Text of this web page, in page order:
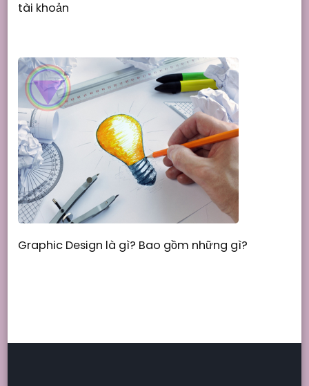
tài khoản
Graphic Design là gì? Bao gồm những gì?